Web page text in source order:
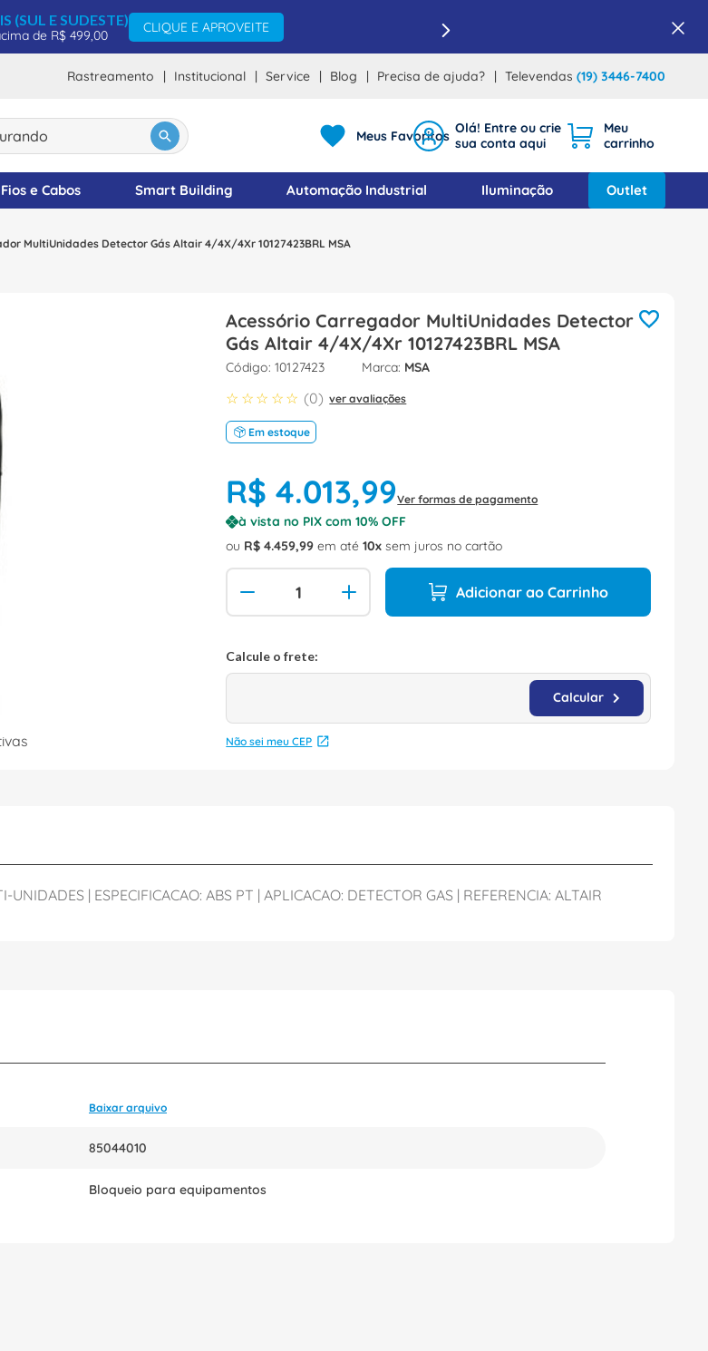
(SUL E SUDESTE)
de R$ 499,00
CLIQUE E APROVEITE
Rastreamento Institucional Service Blog Precisa de ajuda? Televendas (19) 3446-7400
Meus Favoritos
Fios e Cabos Smart Building Automação Industrial Iluminação Outlet
MultiUnidades Detector Gás Altair 4/4X/4Xr 10127423BRL MSA
Acessório Carregador MultiUnidades Detector
Gás Altair 4/4X/4Xr 10127423BRL MSA
: 10127423 MSA
☆ ☆ ☆ ☆ ☆ (0) ver avaliações
Em estoque
R$ 4.013,99Ver formas de pagamento
à vista no PIX com10% OFF
ou R$ 4.459,99 em até10 sem juros no cartão
Adicionar ao Carrinho
Não sei meu CEP
| ESPECIFICACAO: ABS PT | APLICACAO: DETECTOR GAS | REFERENCIA: ALTAIR
Baixar arquivo
85044010
Bloqueio para equipamentos